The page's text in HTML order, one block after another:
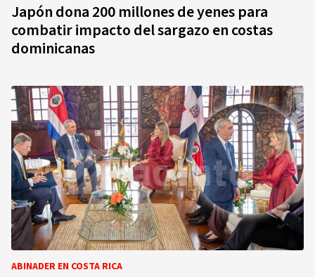
Japón dona 200 millones de yenes para
combatir impacto del sargazo en costas
dominicanas
ABINADER EN COSTA RICA